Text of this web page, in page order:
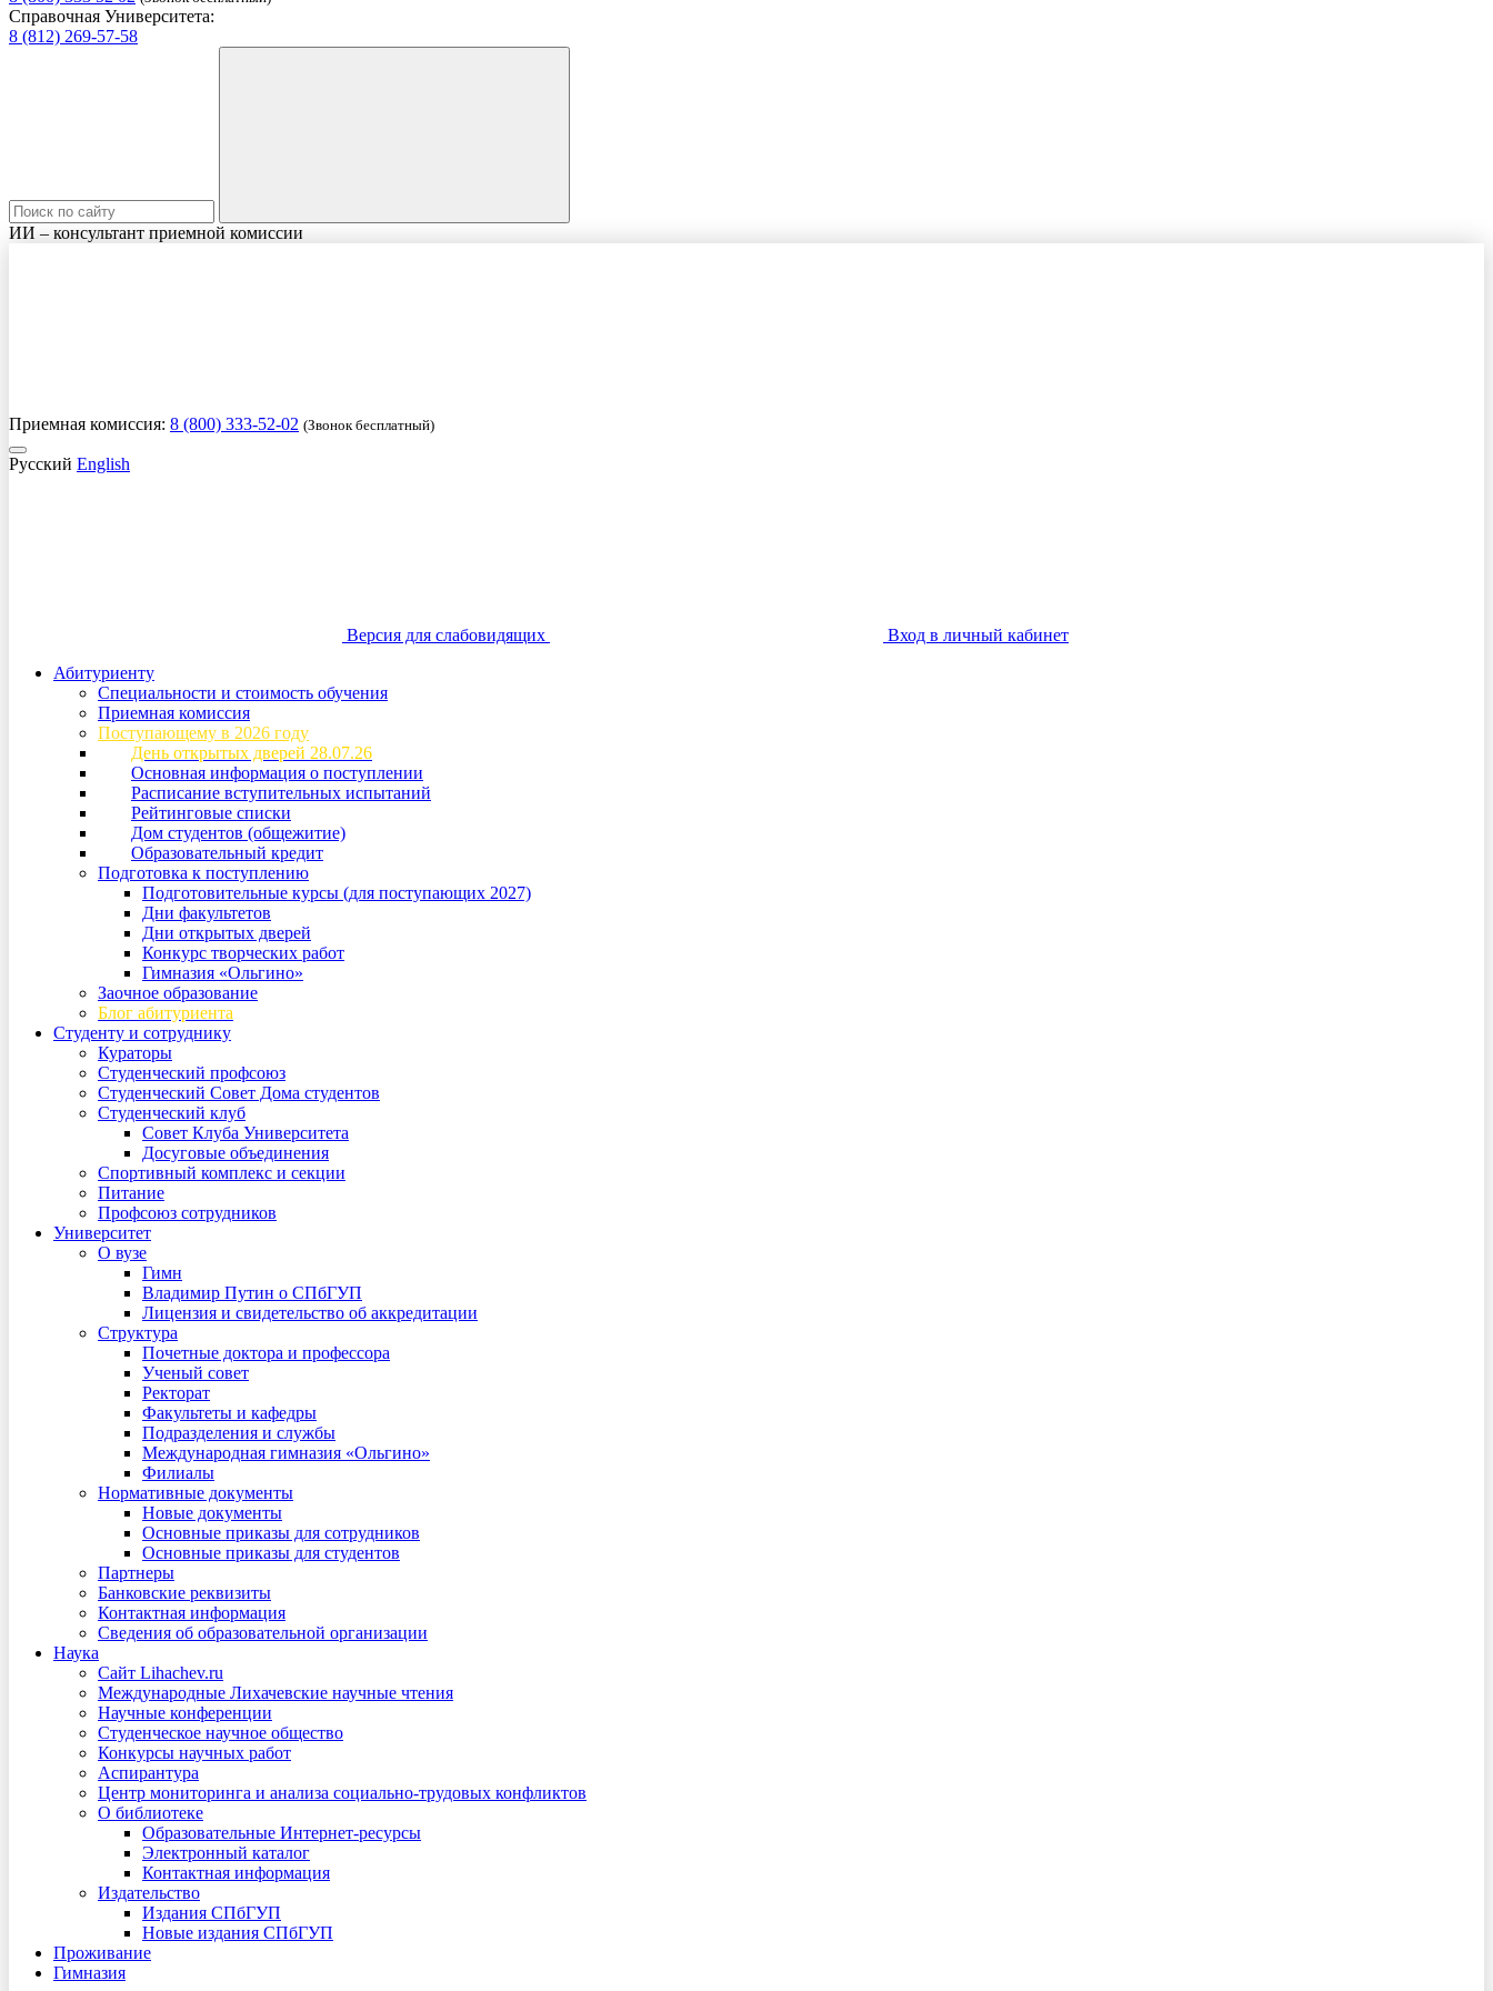
Справочная Университета:
8 (812) 269-57-58
ИИ – консультант приемной комиссии
Приемная комиссия: 8 (800) 333-52-02 (Звонок бесплатный)
Русский English
Версия для слабовидящих
Вход в личный кабинет
Абитуриенту
Специальности и стоимость обучения
Приемная комиссия
Поступающему в 2026 году
День открытых дверей 28.07.26
Основная информация о поступлении
Расписание вступительных испытаний
Рейтинговые списки
Дом студентов (общежитие)
Образовательный кредит
Подготовка к поступлению
Подготовительные курсы (для поступающих 2027)
Дни факультетов
Дни открытых дверей
Конкурс творческих работ
Гимназия «Ольгино»
Заочное образование
Блог абитуриента
Студенту и сотруднику
Кураторы
Студенческий профсоюз
Студенческий Совет Дома студентов
Студенческий клуб
Совет Клуба Университета
Досуговые объединения
Спортивный комплекс и секции
Питание
Профсоюз сотрудников
Университет
О вузе
Гимн
Владимир Путин о СПбГУП
Лицензия и свидетельство об аккредитации
Структура
Почетные доктора и профессора
Ученый совет
Ректорат
Факультеты и кафедры
Подразделения и службы
Международная гимназия «Ольгино»
Филиалы
Нормативные документы
Новые документы
Основные приказы для сотрудников
Основные приказы для студентов
Партнеры
Банковские реквизиты
Контактная информация
Сведения об образовательной организации
Наука
Сайт Lihachev.ru
Международные Лихачевские научные чтения
Научные конференции
Студенческое научное общество
Конкурсы научных работ
Аспирантура
Центр мониторинга и анализа социально-трудовых конфликтов
О библиотеке
Образовательные Интернет-ресурсы
Электронный каталог
Контактная информация
Издательство
Издания СПбГУП
Новые издания СПбГУП
Проживание
Гимназия